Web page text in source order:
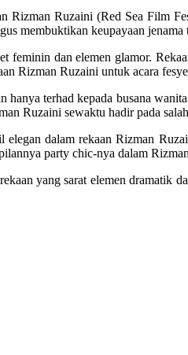
Rizman Ruzaini (Red Sea Film
membuktikan keupayaan jenama
dan elemen glamor.
Rizman Ruzaini untuk acara
hanya terhad kepada busana
Ruzaini sewaktu hadir pada
dalam rekaan Rizman
party chic-nya dalam
yang sarat elemen